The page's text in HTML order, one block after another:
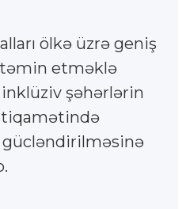
ölkə üzrə geniş
təmin etməklə
inklüziv şəhərlərin